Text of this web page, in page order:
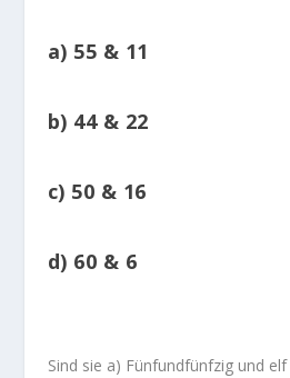
a) 55 & 11
b) 44 & 22
c) 50 & 16
d) 60 & 6
Sind sie a) Fünfundfünfzig und